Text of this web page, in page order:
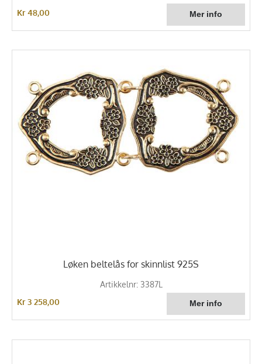
Kr 48,00
Løken beltelås for skinnlist 925S
Artikkelnr: 3387L
Kr 3 258,00